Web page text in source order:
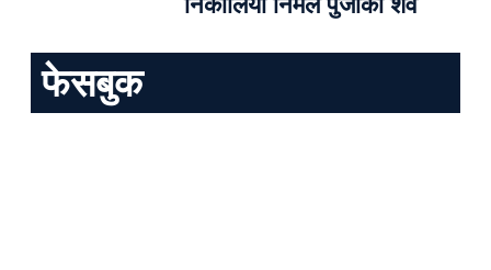
फेसबुक